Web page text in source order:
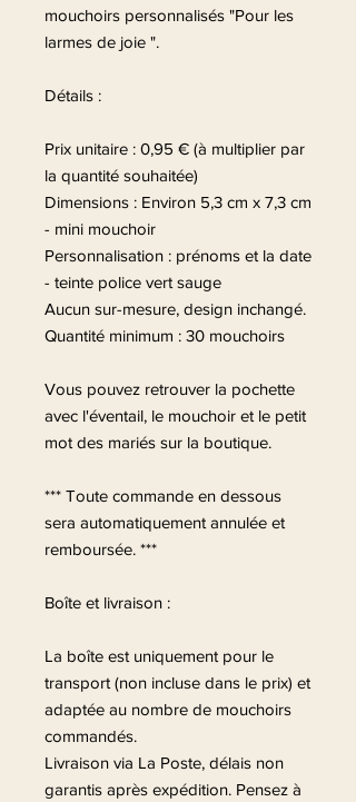
mouchoirs personnalisés "Pour les
larmes de joie ".
Détails :
Prix unitaire : 0,95 € (à multiplier par
la quantité souhaitée)
Dimensions : Environ 5,3 cm x 7,3 cm
- mini mouchoir
Personnalisation : prénoms et la date
- teinte police vert sauge
Aucun sur-mesure, design inchangé.
Quantité minimum : 30 mouchoirs
Vous pouvez retrouver la pochette
avec l'éventail, le mouchoir et le petit
mot des mariés sur la boutique.
*** Toute commande en dessous
sera automatiquement annulée et
remboursée. ***
Boîte et livraison :
La boîte est uniquement pour le
transport (non incluse dans le prix) et
adaptée au nombre de mouchoirs
commandés.
Livraison via La Poste, délais non
garantis après expédition. Pensez à